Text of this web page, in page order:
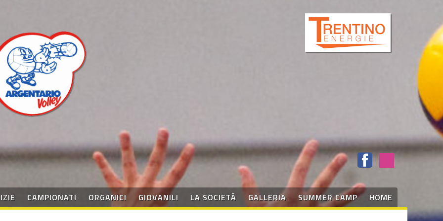
CAMPIONATI ORGANICI GIOVANILI LA SOCIETÀ GALLERIA SUMMER CAMP HOME